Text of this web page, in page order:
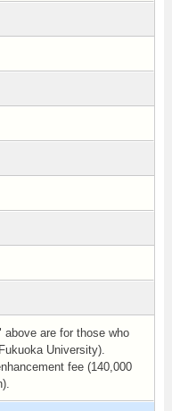
are for those who
University).
fee (140,000